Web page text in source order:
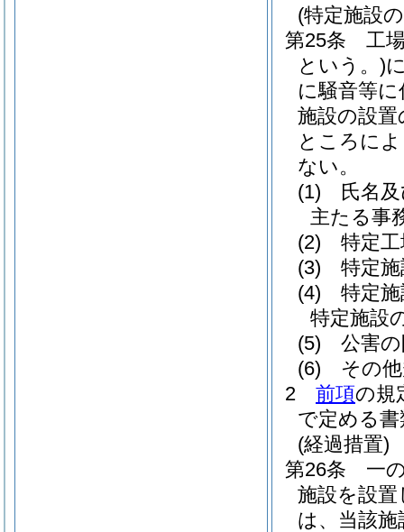
(特定施設
第25条
工
という。)
に騒音等
施設の設
ところに
ない。
(1)
氏名
主たる事
(2)
特定
(3)
特定
(4)
特定
特定施設
(5)
公害
(6)
その
2
前項の規
で定める
(経過措置)
第26条
一
施設を設
は、当該